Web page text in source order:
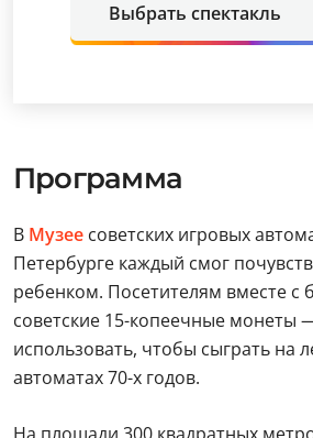
Выбрать спектакль
Программа
В Музее советских игровых
Петербурге каждый смог
ребенком. Посетителям вместе с
советские 15-копеечные
использовать, чтобы сыграть на
автоматах 70-х годов.